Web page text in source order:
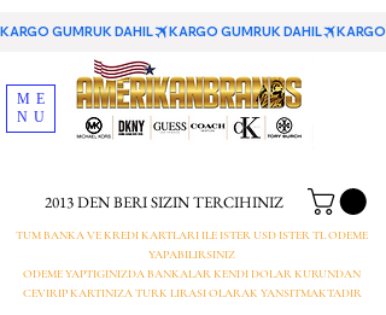
KARGO GUMRUK DAHIL
2013 DEN BERI SIZIN TERCIHINIZ
TUM BANKA VE KREDI KARTLARI ILE ISTER USD ISTER TL ODEME
YAPABILIRSINIZ
ODEME YAPTIGINIZDA BANKALAR KENDI DOLAR KURUNDAN
CEVIRIP KARTINIZA TURK LIRASI OLARAK YANSITMAKTADIR
ME
NU